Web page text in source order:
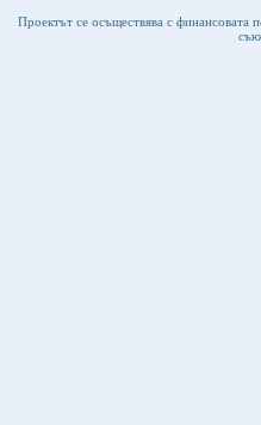
Проектът се осъществява с финансовата